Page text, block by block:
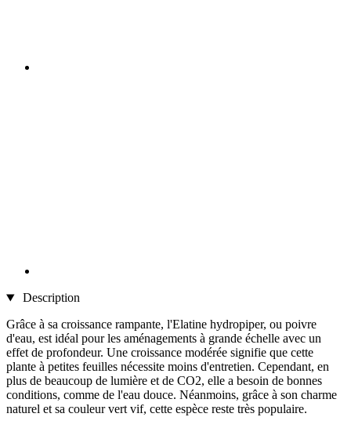
Description
Grâce à sa croissance rampante, l'Elatine hydropiper, ou poivre
d'eau, est idéal pour les aménagements à grande échelle avec un
effet de profondeur. Une croissance modérée signifie que cette
plante à petites feuilles nécessite moins d'entretien. Cependant, en
plus de beaucoup de lumière et de CO2, elle a besoin de bonnes
conditions, comme de l'eau douce. Néanmoins, grâce à son charme
naturel et sa couleur vert vif, cette espèce reste très populaire.